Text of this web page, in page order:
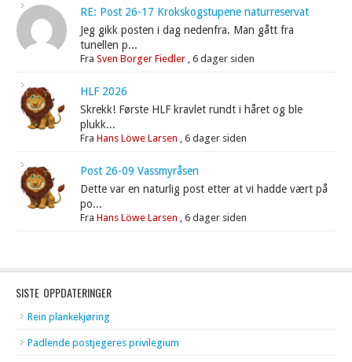
RE: Post 26-17 Krokskogstupene naturreservat
Jeg gikk posten i dag nedenfra. Man gått fra
tunellen p...
FraSven Borger Fiedler ,6 dager siden
HLF 2026
Skrekk! Første HLF kravlet rundt i håret og ble
plukk...
FraHans Löwe Larsen ,6 dager siden
Post 26-09 Vassmyråsen
Dette var en naturlig post etter at vi hadde vært på
po...
FraHans Löwe Larsen ,6 dager siden
SISTE OPPDATERINGER
Rein plankekjøring
Padlende postjegeres privilegium